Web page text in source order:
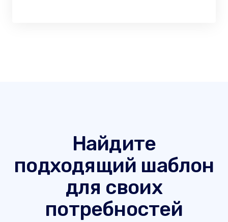
Найдите
подходящий шаблон
для своих
потребностей